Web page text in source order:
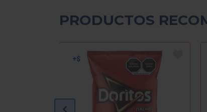
PRODUCTOS